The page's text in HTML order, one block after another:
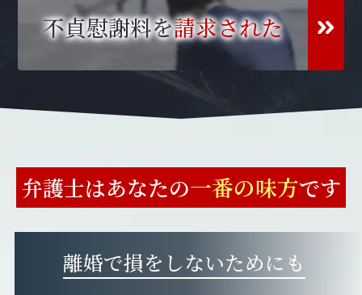
不貞慰謝料を請求された
弁護士はあなたの一番の味方です
離婚で損をしないためにも